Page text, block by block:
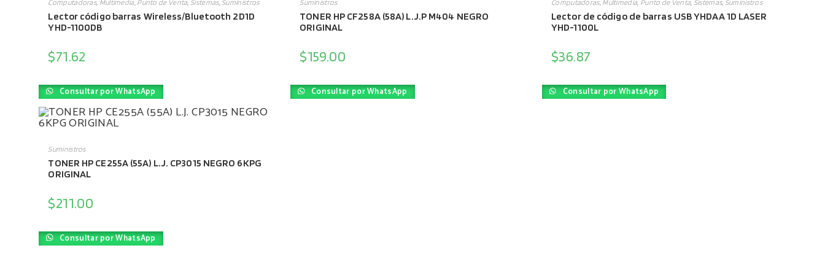
Computadoras, Multimedia, Punto de Venta, Sistemas, Suministros
Lector código barras Wireless/Bluetooth 2D1D
YHD-1100DB
$71.62
Consultar por WhatsApp
Suministros
TONER HP CF258A (58A) L.J.P M404 NEGRO
ORIGINAL
$159.00
Consultar por WhatsApp
Computadoras, Multimedia, Punto de Venta, Sistemas, Suministros
Lector de código de barras USB YHDAA 1D LASER
YHD-1100L
$36.87
Consultar por WhatsApp
Suministros
TONER HP CE255A (55A) L.J. CP3015 NEGRO 6KPG
ORIGINAL
$211.00
Consultar por WhatsApp